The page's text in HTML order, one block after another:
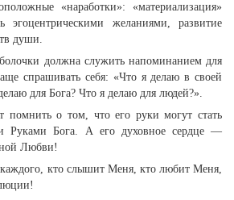
«наработки»: «материализация»
эгоцентрическими желаниями, развитие
души.
должна служить напоминанием для
спрашивать себя: «Что я делаю в своей
для Бога? Что я делаю для людей?».
помнить о том, что его руки могут стать
Руками Бога. А его духовное сердце —
Любви!
кто слышит Меня, кто любит Меня,